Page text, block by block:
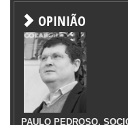
OPINIÃO
PAULO PEDROSO,